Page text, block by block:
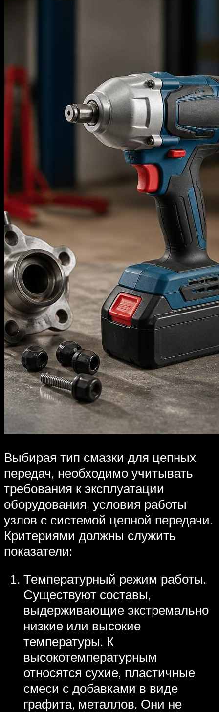
Выбирая тип смазки для цепных
передач, необходимо учитывать
требования к эксплуатации
оборудования, условия работы
узлов с системой цепной передачи.
Критериями должны служить
показатели:
Температурный режим работы.
Существуют составы,
выдерживающие экстремально
низкие или высокие
температуры. К
высокотемпературным
относятся сухие, пластичные
смеси с добавками в виде
графита, металлов. Они не